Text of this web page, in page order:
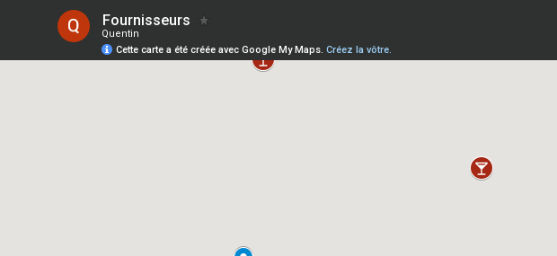
Fournisseurs
Quentin
Cette carte a été créée avec Google My Maps. Créez la vôtre.